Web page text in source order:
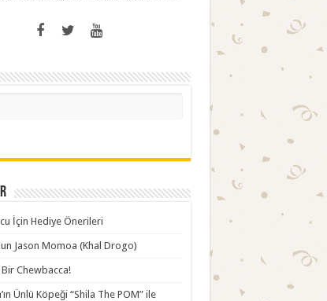
İçin Hediye Önerileri
Jason Momoa (Khal Drogo)
Chewbacca!
Ünlü Köpeği “Shila The POM” ile